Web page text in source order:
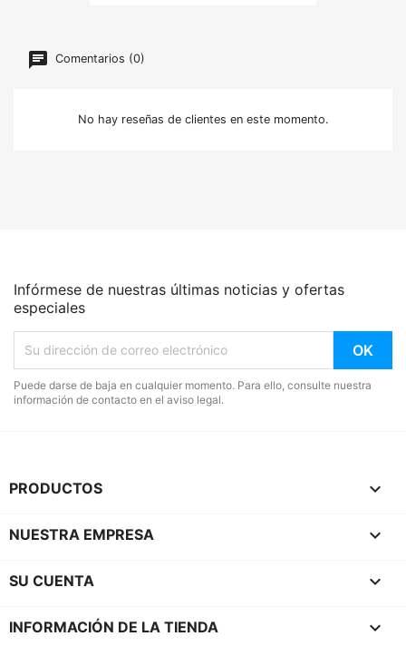
Comentarios (0)
No hay reseñas de clientes en este momento.
Infórmese de nuestras últimas noticias y ofertas
especiales
Puede darse de baja en cualquier momento. Para ello, consulte nuestra
información de contacto en el aviso legal.
PRODUCTOS 
NUESTRA EMPRESA 
SU CUENTA 
INFORMACIÓN DE LA TIENDA keyboard_arrow_down